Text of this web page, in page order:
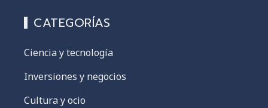
CATEGORÍAS
Ciencia y tecnología
Inversiones y negocios
Cultura y ocio